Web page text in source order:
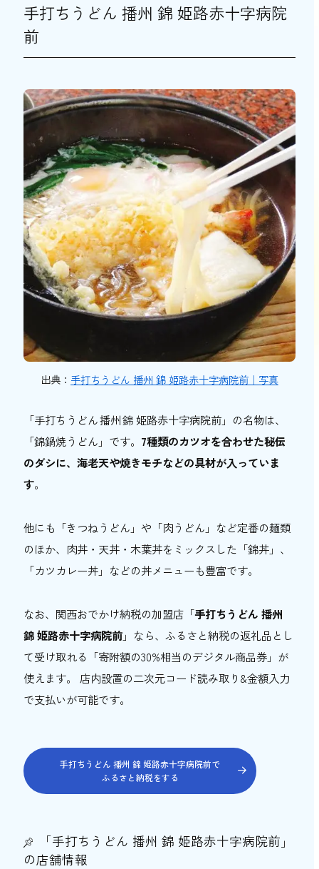
手打ちうどん 播州 錦 姫路赤十字病院
前
出典： 手打ちうどん 播州 錦 姫路赤十字病院前｜写真
「手打ちうどん 播州 錦 姫路赤十字病院前」の名物は、
「錦鍋焼うどん」です。 7種類のカツオを合わせた秘伝
のダシに、海老天や焼きモチなどの具材が入っていま
す。
他にも「きつねうどん」や「肉うどん」など定番の麺類
のほか、肉丼・天丼・木葉丼をミックスした「錦丼」、
「カツカレー丼」などの丼メニューも豊富です。
なお、関西おでかけ納税の加盟店「手打ちうどん 播州
錦 姫路赤十字病院前」なら、ふるさと納税の返礼品とし
て受け取れる「寄附額の30%相当のデジタル商品券」が
使えます。 店内設置の二次元コード読み取り&金額入力
で支払いが可能です。
手打ちうどん 播州 錦 姫路赤十字病院前で
ふるさと納税をする
「手打ちうどん 播州 錦 姫路赤十字病院前」
の店舗情報